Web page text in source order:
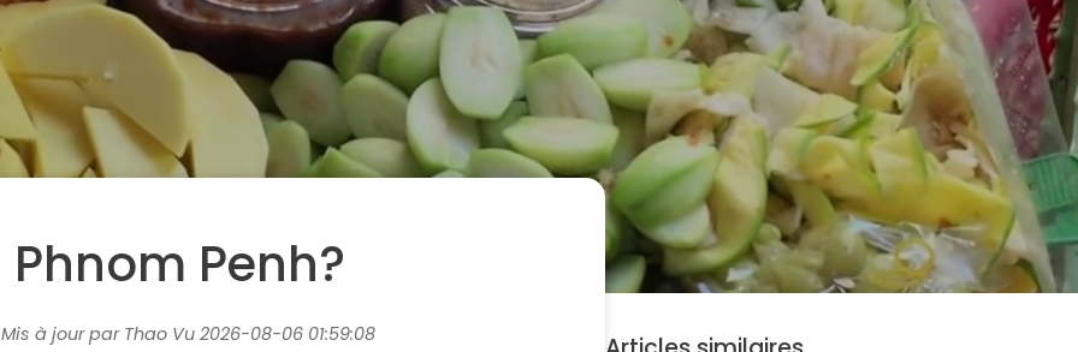
Penh?
à jour par Thao Vu 2026-08-06 01:59:08